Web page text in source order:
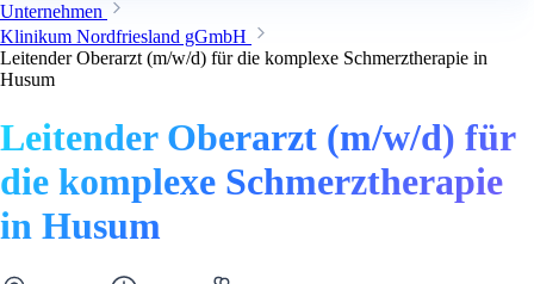
Unternehmen
Klinikum Nordfriesland gGmbH
Leitender Oberarzt (m/w/d) für die komplexe Schmerztherapie in
Husum
Leitender Oberarzt (m/w/d) für
die komplexe Schmerztherapie
in Husum